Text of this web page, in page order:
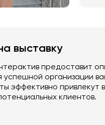
выставку
предоставит
организации
эффективно привлекут
клиентов.